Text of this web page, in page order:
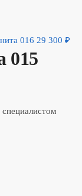
016 29 300 ₽
015